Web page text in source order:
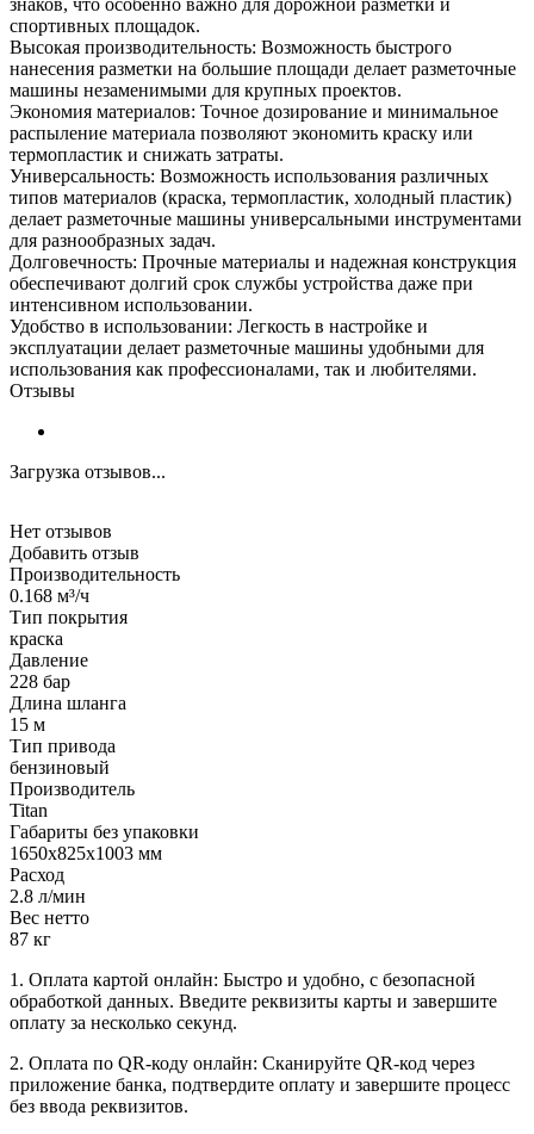
спортивных площадок.
Высокая производительность: Возможность быстрого
нанесения разметки на большие площади делает разметочные
машины незаменимыми для крупных проектов.
Экономия материалов: Точное дозирование и минимальное
распыление материала позволяют экономить краску или
термопластик и снижать затраты.
Универсальность: Возможность использования различных
типов материалов (краска, термопластик, холодный пластик)
делает разметочные машины универсальными инструментами
для разнообразных задач.
Долговечность: Прочные материалы и надежная конструкция
обеспечивают долгий срок службы устройства даже при
интенсивном использовании.
Удобство в использовании: Легкость в настройке и
эксплуатации делает разметочные машины удобными для
использования как профессионалами, так и любителями.
Отзывы
Загрузка отзывов...
Нет отзывов
Добавить отзыв
Производительность
0.168 м³/ч
Тип покрытия
краска
Давление
228 бар
Длина шланга
15 м
Тип привода
бензиновый
Производитель
Titan
Габариты без упаковки
1650х825х1003 мм
Расход
2.8 л/мин
Вес нетто
87 кг
1. Оплата картой онлайн: Быстро и удобно, с безопасной
обработкой данных. Введите реквизиты карты и завершите
оплату за несколько секунд.
2. Оплата по QR-коду онлайн: Сканируйте QR-код через
приложение банка, подтвердите оплату и завершите процесс
без ввода реквизитов.